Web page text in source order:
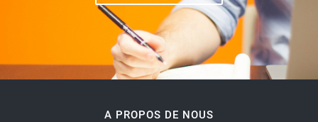
A PROPOS DE NOUS